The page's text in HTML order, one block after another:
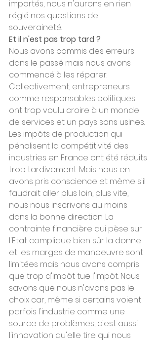
importés, nous n'aurons en rien
réglé nos questions de
souveraineté.
Et il n'est pas trop tard ?
Nous avons commis des erreurs
dans le passé mais nous avons
commencé à les réparer.
Collectivement, entrepreneurs
comme responsables politiques
ont trop voulu croire à un monde
de services et un pays sans usines.
Les impôts de production qui
pénalisent la compétitivité des
industries en France ont été réduits
trop tardivement. Mais nous en
avons pris conscience et même s'il
faudrait aller plus loin, plus vite,
nous nous inscrivons au moins
dans la bonne direction. La
contrainte financière qui pèse sur
l'Etat complique bien sûr la donne
et les marges de manoeuvre sont
limitées mais nous avons compris
que trop d'impôt tue l'impôt. Nous
savons que nous n'avons pas le
choix car, même si certains voient
parfois l'industrie comme une
source de problèmes, c'est aussi
l'innovation qu'elle tire qui nous